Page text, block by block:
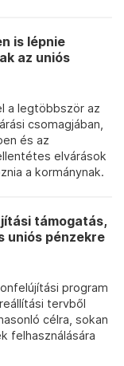
is lépnie
az uniós
a legtöbbször az
csomagjában,
és az
elvárások
a kormánynak.
támogatás,
uniós pénzekre
program
tervből
célra, sokan
felhasználására